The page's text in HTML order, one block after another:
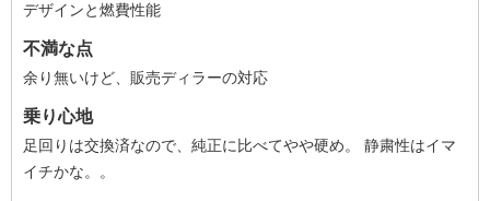
デザインと燃費性能
不満な点
余り無いけど、販売ディラーの対応
乗り心地
足回りは交換済なので、純正に比べてやや硬め。 静粛性はイマ
イチかな。。